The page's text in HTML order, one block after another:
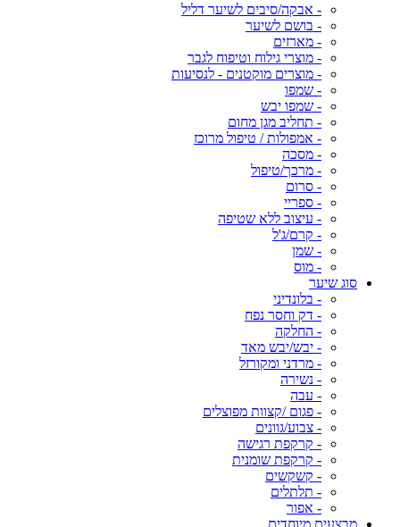
- אבקה/סיבים לשיער דליל
- בושם לשיער
- מארזים
- מוצרי גילוח וטיפוח לגבר
- מוצרים מוקטנים - לנסיעות
- שמפו
- שמפו יבש
- תחליב מגן מחום
- אמפולות / טיפול מרוכז
- מסכה
- מרכך/טיפול
- סרום
- ספריי
- עיצוב ללא שטיפה
- קרם/ג'ל
- שמן
- מוס
סוג שיער
- בלונדיני
- דק וחסר נפח
- החלקה
- יבש/יבש מאד
- מרדני ומקורזל
- נשירה
- עבה
- פגום /קצוות מפוצלים
- צבוע/גוונים
- קרקפת רגישה
- קרקפת שומנית
- קשקשים
- תלתלים
- אפור
מבצעים מיוחדים